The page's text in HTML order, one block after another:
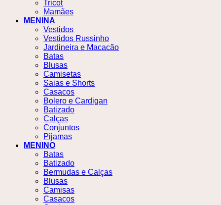
Tricot
Mamães
MENINA
Vestidos
Vestidos Russinho
Jardineira e Macacão
Batas
Blusas
Camisetas
Saias e Shorts
Casacos
Bolero e Cardigan
Batizado
Calças
Conjuntos
Pijamas
MENINO
Batas
Batizado
Bermudas e Calças
Blusas
Camisas
Casacos